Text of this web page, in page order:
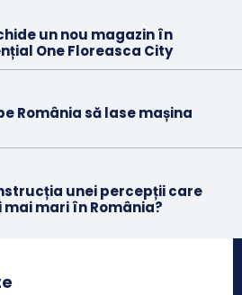
un nou magazin în
One Floreasca City
România să lase mașina
unei percepții care
mari în România?